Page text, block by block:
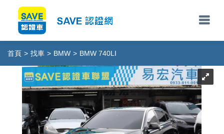
首頁 > 找車 > BMW > BMW 740LI